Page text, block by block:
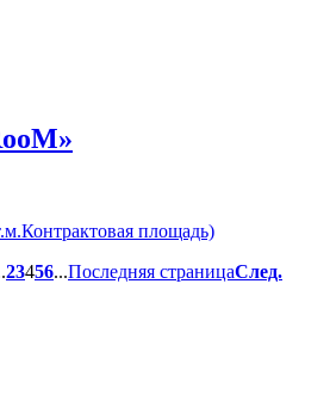
площадь)
23456...Последняя страницаСлед.